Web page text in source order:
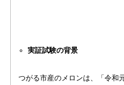
実証試験の背景
つがる市産のメロンは、「令和